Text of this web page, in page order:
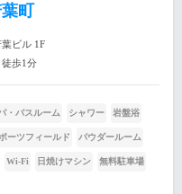
町
ビル 1F
歩1分
・バスルーム シャワー 岩盤浴
ーツフィールド パウダールーム
Wi-Fi 日焼けマシン 無料駐車場